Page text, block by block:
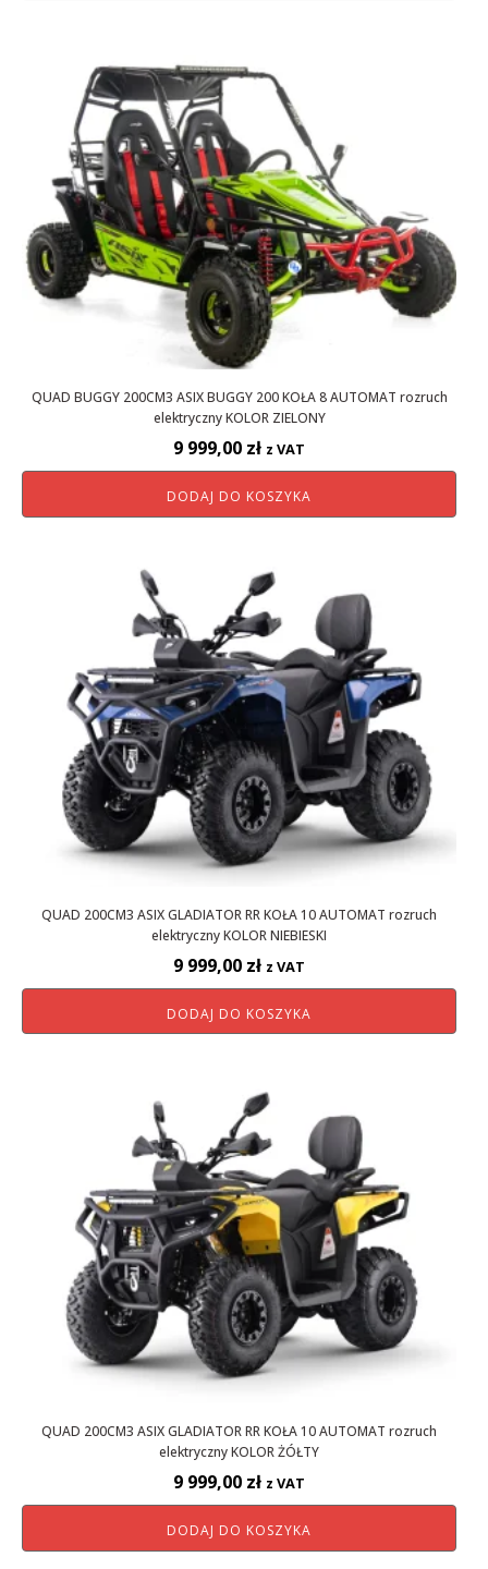
QUAD BUGGY 200CM3 ASIX BUGGY 200 KOŁA 8 AUTOMAT rozruch
elektryczny KOLOR ZIELONY
9 999,00 zł z VAT
DODAJ DO KOSZYKA
QUAD 200CM3 ASIX GLADIATOR RR KOŁA 10 AUTOMAT rozruch
elektryczny KOLOR NIEBIESKI
9 999,00 zł z VAT
DODAJ DO KOSZYKA
QUAD 200CM3 ASIX GLADIATOR RR KOŁA 10 AUTOMAT rozruch
elektryczny KOLOR ŻÓŁTY
9 999,00 zł z VAT
DODAJ DO KOSZYKA